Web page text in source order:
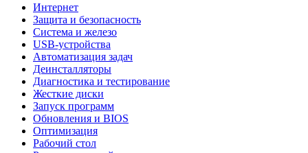
Интернет
Защита и безопасность
Система и железо
USB-устройства
Автоматизация задач
Деинсталляторы
Диагностика и тестирование
Жесткие диски
Запуск программ
Обновления и BIOS
Оптимизация
Рабочий стол